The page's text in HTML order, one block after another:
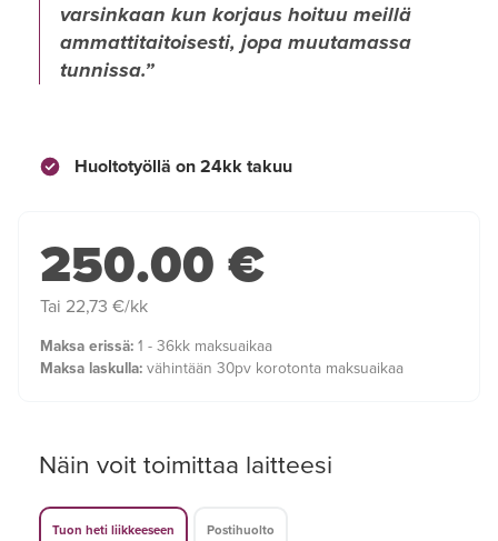
varsinkaan kun korjaus hoituu meillä
ammattitaitoisesti, jopa muutamassa
tunnissa.
Huoltotyöllä on 24kk takuu
250.00 €
Tai 22,73 €/kk
Maksa erissä: 1 - 36kk maksuaikaa
Maksa laskulla: vähintään 30pv korotonta maksuaikaa
Näin voit toimittaa laitteesi
Tuon heti liikkeeseen Postihuolto